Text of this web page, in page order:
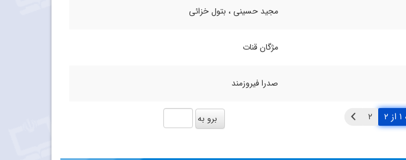
مجید حسینی ، بتول خزائی
مژگان قنات
صدرا فیروزمند